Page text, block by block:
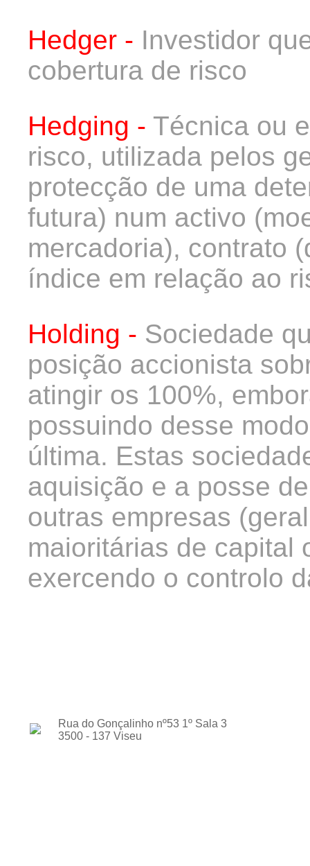
Hedger - Investidor
cobertura de risco
Hedging - Técnica ou
risco, utilizada pelos
protecção de uma
futura) num activo
mercadoria), contrato
índice em relação ao
Holding - Sociedade
posição accionista
atingir os 100%,
possuindo desse
última. Estas
aquisição e a posse
outras empresas
maioritárias de capital
exercendo o controlo
Rua do Gonçalinho nº53 1º Sala 3
3500 - 137 Viseu